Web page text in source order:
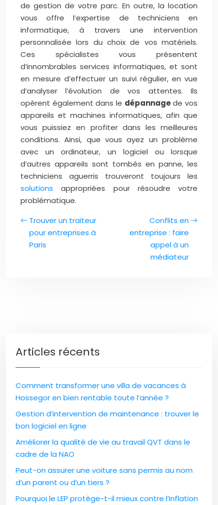
de gestion de votre parc. En outre, la location
vous offre l’expertise de techniciens en
informatique, à travers une intervention
personnalisée lors du choix de vos matériels.
Ces spécialistes vous présentent
d’innombrables services informatiques, et sont
en mesure d’effectuer un suivi régulier, en vue
d’analyser l’évolution de vos attentes. Ils
opèrent également dans le dépannagede vos
appareils et machines informatiques, afin que
vous puissiez en profiter dans les meilleures
conditions. Ainsi, que vous ayez un problème
avec un ordinateur, un logiciel ou lorsque
d’autres appareils sont tombés en panne, les
techniciens aguerris trouveront toujours les
solutions appropriées pour résoudre votre
problématique.
Trouver un traiteur
pour entreprises à
Paris
Conflits en
entreprise : faire
appel à un
médiateur
Articles récents
Comment transformer une villa de vacances à
Hossegor en bien rentable toute l’année ?
Gestion d’intervention de maintenance : trouver le
bon logiciel en ligne
Améliorer la qualité de vie au travail QVT dans le
cadre de la NAO
Peut-on assurer une voiture sans permis au nom
d’un parent ou d’un tiers ?
Pourquoi le LEP protège-t-il mieux contre l’inflation